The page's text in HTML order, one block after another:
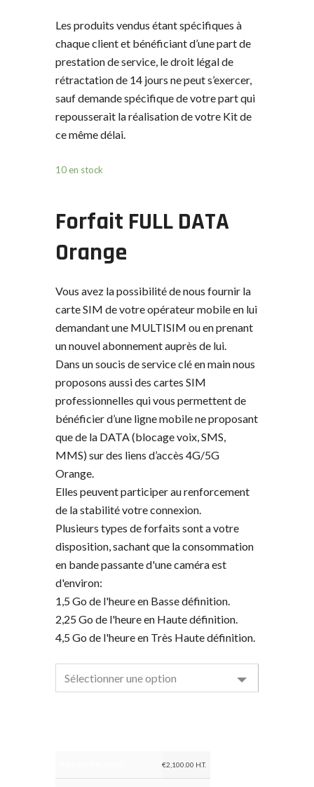
Les produits vendus étant spécifiques à
chaque client et bénéficiant d’une part de
prestation de service, le droit légal de
rétractation de 14 jours ne peut s’exercer,
sauf demande spécifique de votre part qui
repousserait la réalisation de votre Kit de
ce même délai.
10 en stock
Forfait FULL DATA
Orange
Vous avez la possibilité de nous fournir la
carte SIM de votre opérateur mobile en lui
demandant une MULTISIM ou en prenant
un nouvel abonnement auprès de lui.
Dans un soucis de service clé en main nous
proposons aussi des cartes SIM
professionnelles qui vous permettent de
bénéficier d’une ligne mobile ne proposant
que de la DATA (blocage voix, SMS,
MMS) sur des liens d’accès 4G/5G
Orange.
Elles peuvent participer au renforcement
de la stabilité votre connexion.
Plusieurs types de forfaits sont a votre
disposition, sachant que la consommation
en bande passante d'une caméra est
d'environ:
1,5 Go de l'heure en Basse définition.
2,25 Go de l'heure en Haute définition.
4,5 Go de l'heure en Très Haute définition.
€2,100.00 H.T.